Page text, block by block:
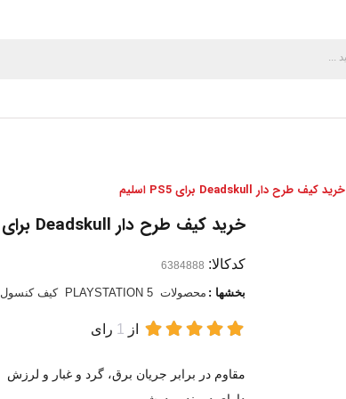
خرید کیف طرح دار Deadskull برای PS5 اسلیم
خرید کیف طرح دار Deadskull برای PS5 اسلیم
کدکالا:
بخشها : محصولات PLAYSTATION 5 کیف کنسول
از 1 رای
مقاوم در برابر جریان برق، گرد و غبار و لرزش